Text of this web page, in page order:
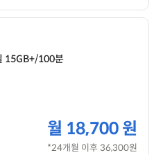
15GB+/100분
월 18,700 원
*24개월 이후 36,300원